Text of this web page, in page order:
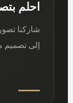
احلم
شاركنا
إلى تصميم